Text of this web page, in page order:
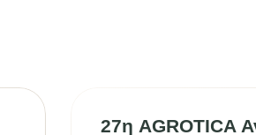
27η AGROTICA